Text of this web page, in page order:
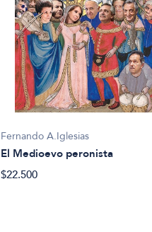
Fernando A.Iglesias
El Medioevo peronista
$22.500